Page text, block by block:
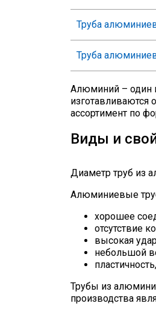
Труба
Труба
Алюминий – один
изготавливаются
ассортимент по
Виды и
Диаметр труб из
Алюминиевые
хорошее
отсутствие
высокая
небольшой
Трубы из
производства